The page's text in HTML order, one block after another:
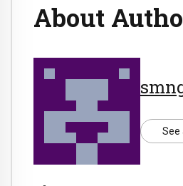
About
See